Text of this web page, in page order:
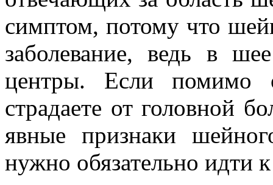
симптом, потому что
заболевание, ведь в
центры. Если помимо
страдаете от головной
явные признаки
нужно обязательно идти